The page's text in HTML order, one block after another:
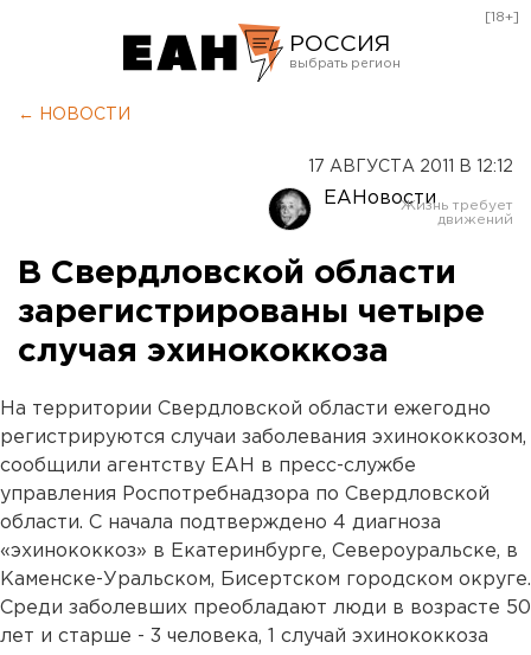
РОССИЯ
Оренбург
[18+]
← НОВОСТИ
17 АВГУСТА 2011 В 12:12
ЕАНовости
В Свердловской области
зарегистрированы четыре
случая эхинококкоза
На территории Свердловской области ежегодно
регистрируются случаи заболевания эхинококкозом,
сообщили агентству ЕАН в пресс-службе
управления Роспотребнадзора по Свердловской
области. С начала подтверждено 4 диагноза
«эхинококкоз» в Екатеринбурге, Североуральске, в
Каменске-Уральском, Бисертском городском округе.
Среди заболевших преобладают люди в возрасте 50
лет и старше - 3 человека, 1 случай эхинококкоза